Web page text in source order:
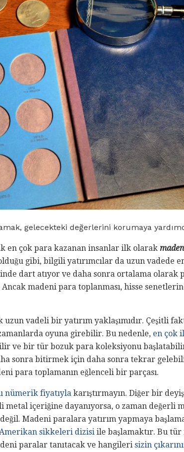
gelecekteki değerlerini korumaya
en çok para kazanan insanlar ilk olarak
gibi, bilgili yatırımcılar da uzun vadede
dart atıyor ve daha sonra ortalama olarak
Ancak madeni para toplanması, hisse
vadeli bir yatırım yaklaşımıdır. Çeşitli
oyuna girebilir. Bu nedenle, en çok
ve bir tür bozuk para koleksiyonu
sonra bitirmek için daha sonra tekrar
para toplamanın eğlenceli bir parçası.
nümerik fiyatıyla karıştırmayın. Diğer bir
metal içeriğine dayanıyorsa, o zaman değerli
Madeni paralara yatırım yapmaya
sikkeleri dizisi ile başlamaktır. Bu
paralar tanıtacak ve hangileri sizin